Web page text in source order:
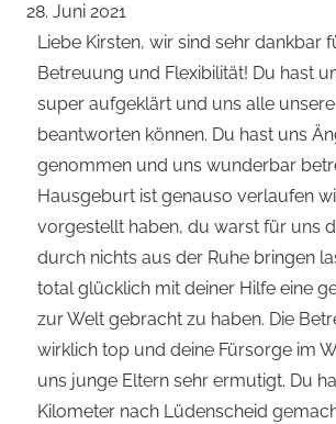
28. Juni 2021
Liebe Kirsten, wir sind sehr dankbar
Betreuung und Flexibilität! Du hast
super aufgeklärt und uns alle
beantworten können. Du hast uns
genommen und uns wunderbar
Hausgeburt ist genauso verlaufen
vorgestellt haben, du warst für uns
durch nichts aus der Ruhe bringen
total glücklich mit deiner Hilfe eine
zur Welt gebracht zu haben. Die
wirklich top und deine Fürsorge im
uns junge Eltern sehr ermutigt. Du
Kilometer nach Lüdenscheid